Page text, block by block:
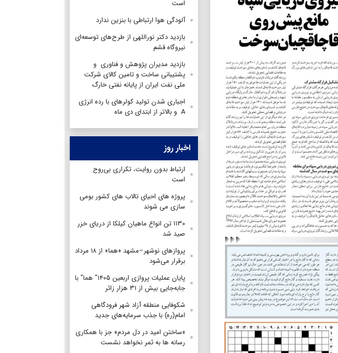
است
آلودگی هوا ارتباطی با بنزین ندارد
بازدید دکتر نوراللهی از طرح‌های توسعه‌ای
نیروگاه قشم
بازدید مدیران پژوهش و فناوری و
پشتیبانی ساخت و تامین کالای شرکت
ملی نفت ایران از پایانه نفتی خارگ
اجباری شدن تولید کولرهای با رده انرژی
A و بالاتر از ابتدای دی ماه
اخبار روز
ارتباط بدون روایت، تکراری بی‌روح
است
پروژه های احیای تالاب های کشور بومی
سازی می شوند
۱۱۳۰ تن انواع ماهیان کیلکا از دریای خزر
صید شد
پروازهای نوشهر–مشهد «هما» از ۱۸ مرداد
برقرار می‌شود
پایان عملیات پروازی اربعین ۱۴۰۵" هما" با
جابه‌جایی بیش از ۳۱ هزار زائر
شکوفایی منطقه آزاد شهر فرودگاهی
امام(ره) با جذب سرمایه‌های جدید
«ساختن امید در دل مردم» جز با همکاری
رسانه ها به ثمر نخواهد نشست